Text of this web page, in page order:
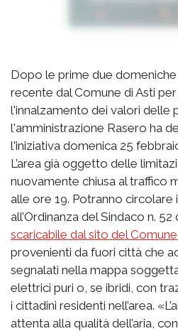
Dopo le prime due
recente dal Comune di Asti
l'innalzamento dei valori delle
l'amministrazione Rasero ha
l'iniziativa domenica 25
L’area già oggetto delle
nuovamente chiusa al traffico
alle ore 19. Potranno circolare
all’Ordinanza del Sindaco n.
scaricabile dal sito del Comune
provenienti da fuori città che
segnalati nella mappa
elettrici puri o, se ibridi, con
i cittadini residenti nell’area.
attenta alla qualità dell’aria,